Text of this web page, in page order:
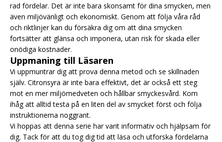
rad fördelar. Det är inte bara skonsamt för dina smycken, men
även miljövänligt och ekonomiskt. Genom att följa våra råd
och riktlinjer kan du försäkra dig om att dina smycken
fortsätter att glänsa och imponera, utan risk för skada eller
onödiga kostnader.
Uppmaning till Läsaren
Vi uppmuntrar dig att prova denna metod och se skillnaden
själv. Citronsyra är inte bara effektivt, det är också ett steg
mot en mer miljömedveten och hållbar smyckesvård. Kom
ihåg att alltid testa på en liten del av smycket först och följa
instruktionerna noggrant.
Vi hoppas att denna serie har varit informativ och hjälpsam för
dig. Tack för att du tog dig tid att läsa och utforska fördelarna